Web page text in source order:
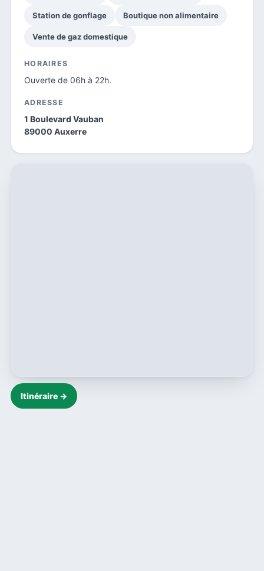
Station de gonflage Boutique non alimentaire
Vente de gaz domestique
HORAIRES
Ouverte de 06h à 22h.
ADRESSE
1 Boulevard Vauban
89000 Auxerre
Itinéraire →